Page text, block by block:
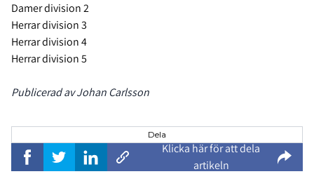
Damer division 2
Herrar division 3
Herrar division 4
Herrar division 5
Publicerad av Johan Carlsson
Dela
Klicka här för att dela
artikeln